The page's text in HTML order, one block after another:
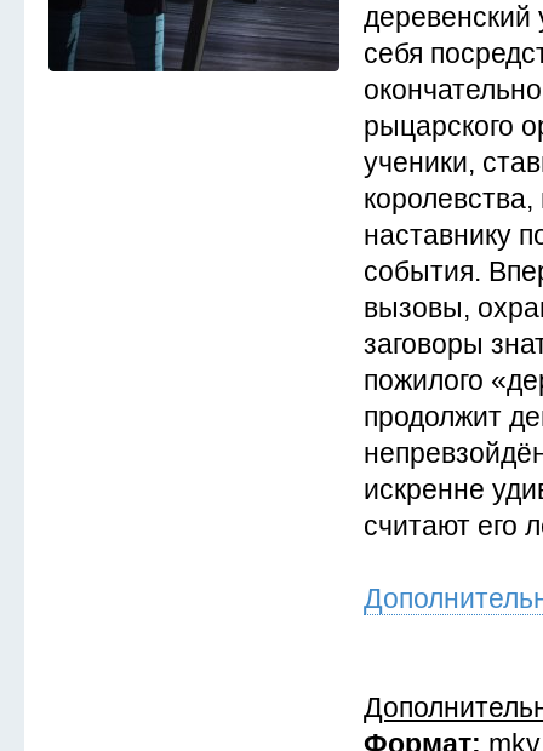
себя
рыцарского
ученики,
наставнику
события.
вызовы,
заговоры
пожилого
продолжит
искренне
считают его
Формат: mkv